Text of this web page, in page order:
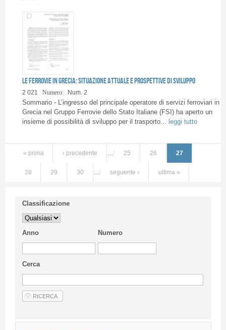
Le ferrovie in Grecia: situazione attuale e prospettive di sviluppo
2 021 Numero: Num. 2
Sommario - L’ingresso del principale operatore di servizi ferroviari in
Grecia nel Gruppo Ferrovie dello Stato Italiane (FSI) ha aperto un
insieme di possibilità di sviluppo per il trasporto...
leggi tutto
« prima ‹ precedente … 25 26 27
28 29 30 seguente › ultima »
Classificazione
Anno Numero
Cerca